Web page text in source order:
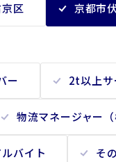
区 京都市
ー 2t以上サ
物流マネージャー（
バイト そ